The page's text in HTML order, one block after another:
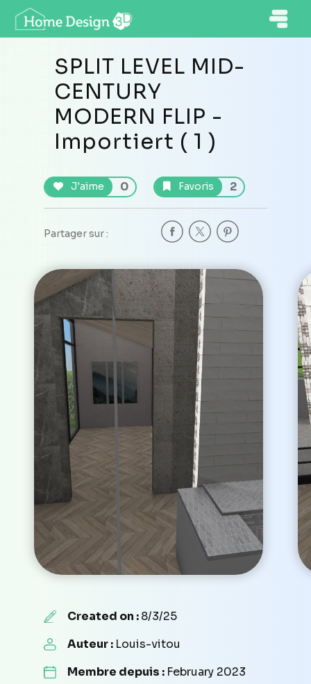
SPLIT LEVEL MID-
CENTURY
MODERN FLIP -
Importiert ( 1 )
J'aime 0 Favoris 2
Partager sur :
Created on :8/3/25
Auteur : Louis-vitou
Membre depuis : February 2023